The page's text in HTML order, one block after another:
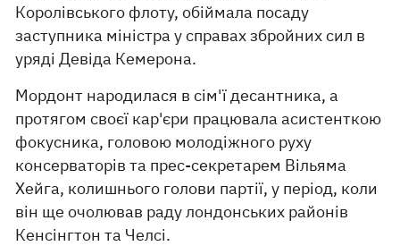
Королівського флоту, обіймала посаду
заступника міністра у справах збройних сил в
уряді Девіда Кемерона.
Мордонт народилася в сім'ї десантника, а
протягом своєї кар'єри працювала асистенткою
фокусника, головою молодіжного руху
консерваторів та прес-секретарем Вільяма
Хейга, колишнього голови партії, у період, коли
він ще очолював раду лондонських районів
Кенсінгтон та Челсі.